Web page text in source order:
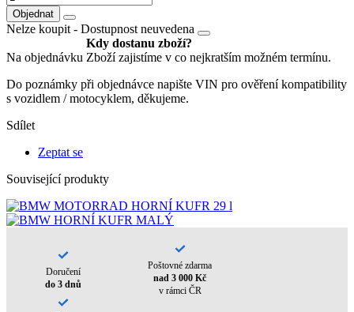
Objednat
Nelze koupit - Dostupnost neuvedena
Na objednávku
Kdy dostanu zboží?
Zboží zajistíme v co nejkratším možném termínu.
Do poznámky při objednávce napište VIN pro ověření kompatibility
s vozidlem / motocyklem, děkujeme.
Sdílet
Zeptat se
Související produkty
Doručení
do 3 dnů
Poštovné zdarma
nad 3 000 Kč
v rámci ČR